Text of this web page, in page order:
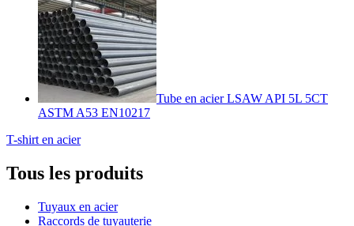
Tube en acier LSAW API 5L 5CT
ASTM A53 EN10217
T-shirt en acier
Tous les produits
Tuyaux en acier
Raccords de tuyauterie